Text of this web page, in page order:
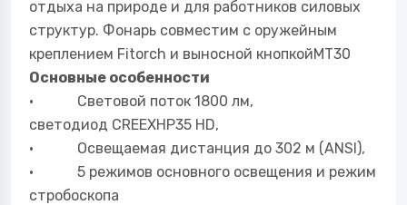
отдыха на природе и для работников силовых
структур. Фонарь совместим с оружейным
креплением Fitorch и выносной кнопкойMT30
Основные особенности
· Световой поток 1800 лм,
светодиод CREEXHP35 HD,
· Освещаемая дистанция до 302 м (ANSI),
· 5 режимов основного освещения и режим
стробоскопа